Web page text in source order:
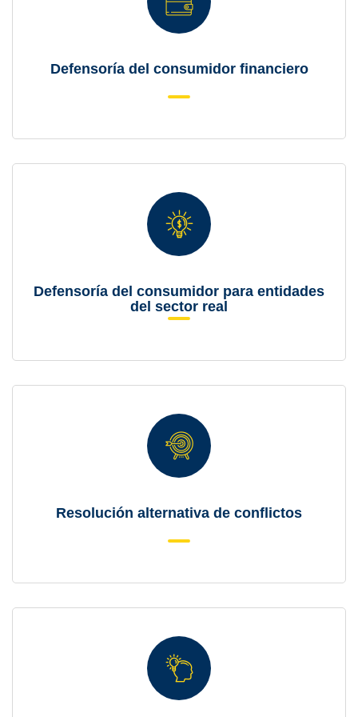
Defensoría del consumidor financiero
Defensoría del consumidor para entidades
del sector real
Resolución alternativa de conflictos